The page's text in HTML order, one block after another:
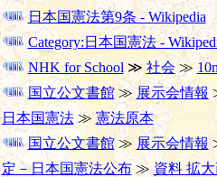
日本国憲法第9条 - Wikipedia
Category:日本国憲法 -
NHK for School ≫ 社会≫
国立公文書館≫展示会情報
日本国憲法≫ 憲法原本
国立公文書館≫ 展示会情報
定－日本国憲法公布≫ 資料 拡